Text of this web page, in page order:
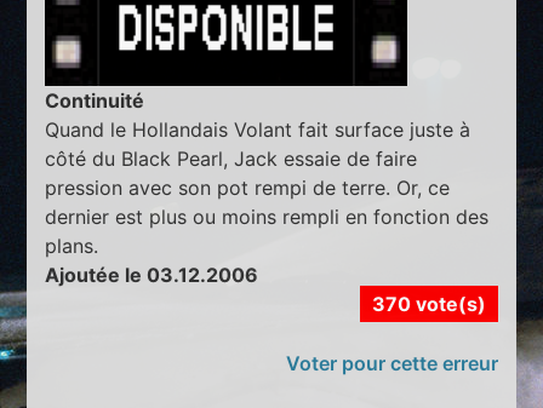
Continuité
Quand le Hollandais Volant fait surface juste à
côté du Black Pearl, Jack essaie de faire
pression avec son pot rempi de terre. Or, ce
dernier est plus ou moins rempli en fonction des
plans.
Ajoutée le 03.12.2006
370 vote(s)
Voter pour cette erreur